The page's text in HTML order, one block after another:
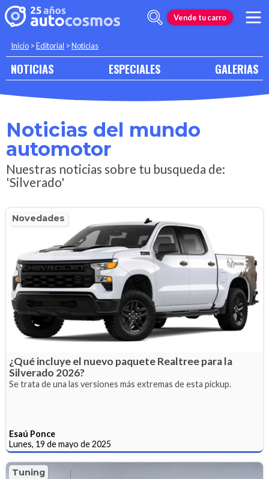
Vende tu carro
Inicio >Editorial >Noticias
NOTICIAS ESPECIALES GALERIAS
Noticias del mundo
automotor
Nuestras noticias sobre tu busqueda de:
'Silverado'
Novedades
¿Qué incluye el nuevo paquete Realtree para la
Silverado 2026?
Se trata de una las versiones más extremas de esta pickup.
Esaú Ponce
Lunes, 19 de mayo de 2025
Tuning